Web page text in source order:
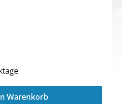
ein oder benutze die
Warenkorb